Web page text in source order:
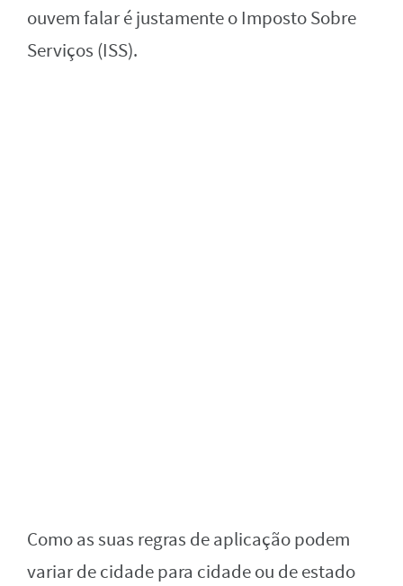
ouvem falar é justamente o Imposto Sobre
Serviços (ISS).
Como as suas regras de aplicação podem
variar de cidade para cidade ou de estado